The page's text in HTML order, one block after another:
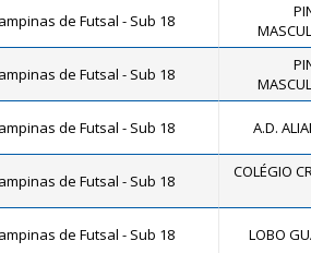
de Futsal - Sub 18
de Futsal - Sub 18
de Futsal - Sub 18 A.D.
de Futsal - Sub 18 COLÉGIO
de Futsal - Sub 18 LOBO